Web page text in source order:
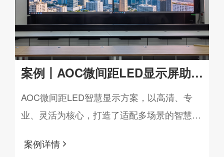
案例丨AOC微间距LED显示屏助力
某职业技术学院打造智慧学术交流
新平台
AOC微间距LED智慧显示方案，以高清、专
业、灵活为核心，打造了适配多场景的智慧显
互体验。
案例详情